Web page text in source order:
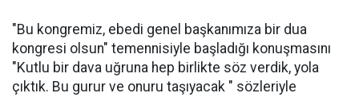
"Bu kongremiz, ebedi genel başkanımıza bir dua
kongresi olsun" temennisiyle başladığı konuşmasını
"Kutlu bir dava uğruna hep birlikte söz verdik, yola
çıktık. Bu gurur ve onuru taşıyacak " sözleriyle